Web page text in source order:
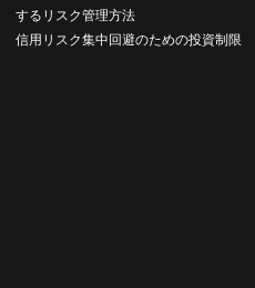
するリスク管理方法
信用リスク集中回避のための投資制限